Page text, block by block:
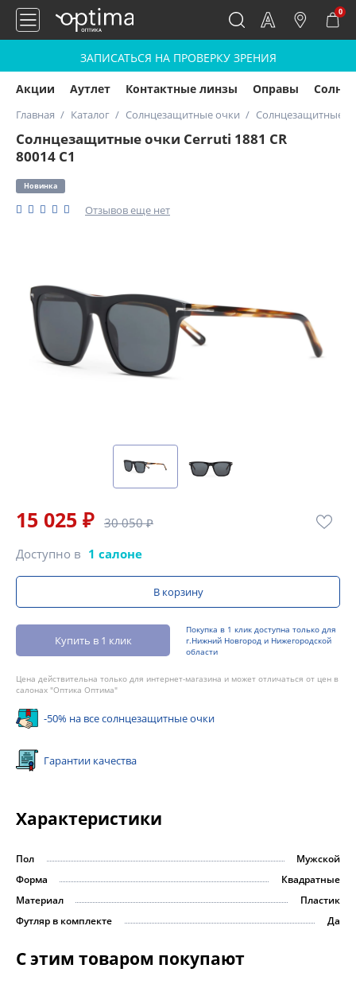
0
ЗАПИСАТЬСЯ НА ПРОВЕРКУ ЗРЕНИЯ
Акции Аутлет Контактные линзы Оправы
Главная Каталог Солнцезащитные очки Солнцезащитные
Солнцезащитные очки Cerruti 1881 CR
80014 C1
Новинка
Отзывов еще нет
15 025 ₽ 30 050 ₽
Доступно в 1 салоне
В корзину
Купить в 1 клик
Покупка в 1 клик доступна только для
г.Нижний Новгород и Нижегородской
области
Цена действительна только для интернет-магазина и может отличаться от цен в
салонах "Оптика Оптима"
-50% на все солнцезащитные очки
Гарантии качества
Характеристики
Пол
Мужской
Форма
Квадратные
Материал
Пластик
Футляр в комплекте
Да
С этим товаром покупают